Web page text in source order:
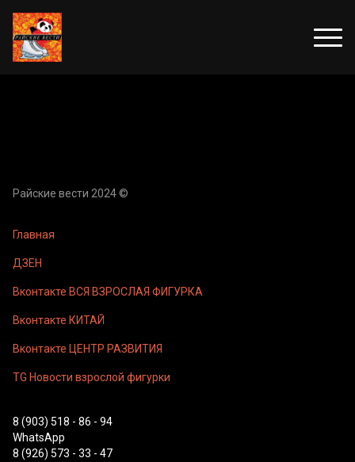
Райские вести 2024 ©
Главная
ДЗЕН
Вконтакте ВСЯ ВЗРОСЛАЯ ФИГУРКА
Вконтакте КИТАЙ
Вконтакте ЦЕНТР РАЗВИТИЯ
TG Новости взрослой фигурки
8 (903) 518 - 86 - 94
WhatsApp
8 (926) 573 - 33 - 47